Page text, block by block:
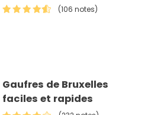
(106 notes)
Gaufres de Bruxelles
faciles et rapides